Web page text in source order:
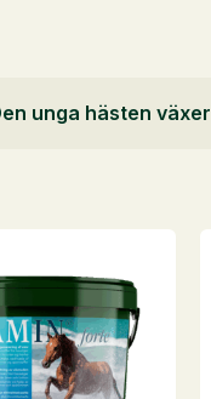
unga hästen växer